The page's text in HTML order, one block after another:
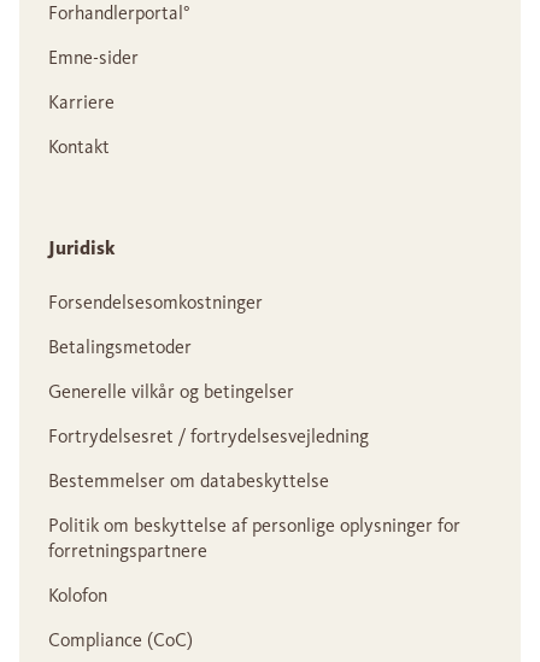
Forhandlerportal°
Emne-sider
Karriere
Kontakt
Juridisk
Forsendelsesomkostninger
Betalingsmetoder
Generelle vilkår og betingelser
Fortrydelsesret / fortrydelsesvejledning
Bestemmelser om databeskyttelse
Politik om beskyttelse af personlige oplysninger for
forretningspartnere
Kolofon
Compliance (CoC)